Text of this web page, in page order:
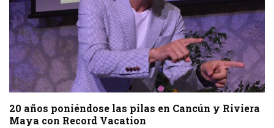
20 años poniéndose las pilas en Cancún y Riviera
Maya con Record Vacation